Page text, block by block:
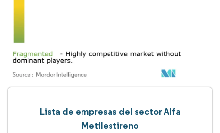
Lista de empresas del sector Alfa
Metilestireno